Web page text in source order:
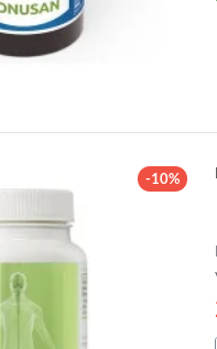
-10%